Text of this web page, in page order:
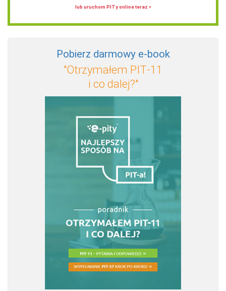
lub uruchom PITy online teraz »
Pobierz darmowy e‑book
"Otrzymałem PIT‑11
i co dalej?"